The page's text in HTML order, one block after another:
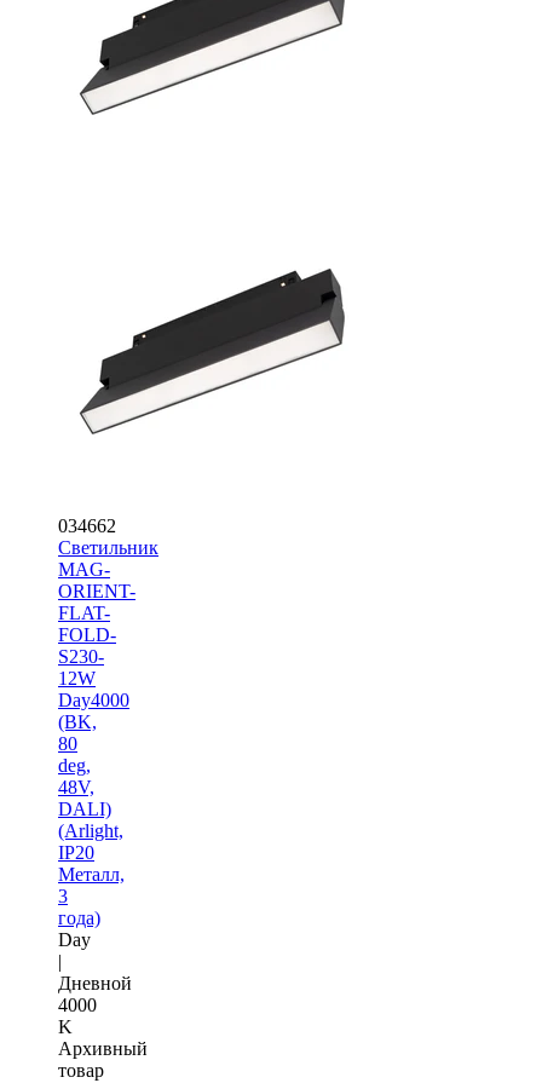
034662
Светильник
MAG-
ORIENT-
FLAT-
FOLD-
S230-
12W
Day4000
(BK,
80
deg,
48V,
DALI)
(Arlight,
IP20
Металл,
3
года)
Day
|
Дневной
4000
K
Архивный
товар